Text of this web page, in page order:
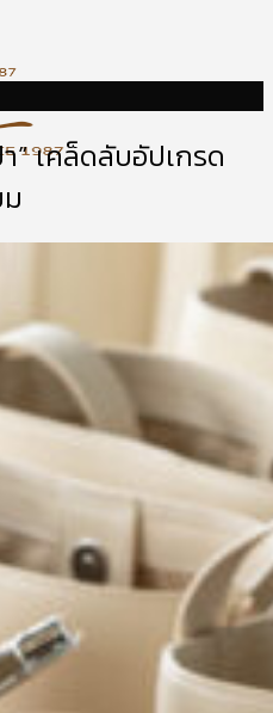
า” เคล็ดลับอัปเกรด